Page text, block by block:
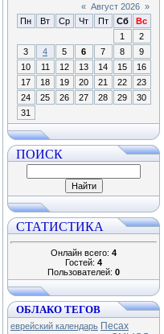
« Август 2026 »
Пн
Вт Ср Чт Пт Сб
Вс
1
2
3
4 5 6 7 8
9
10
11 12 13 14 15
16
17
18 19 20 21 22
23
24
25 26 27 28 29
30
31
ПОИСК
СТАТИСТИКА
Онлайн всего: 4
Гостей: 4
Пользователей: 0
ОБЛАКО ТЕГОВ
еврейский календарь Песах